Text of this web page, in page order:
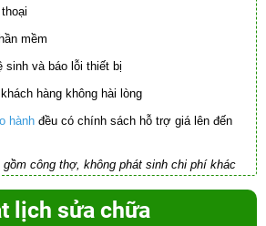
mềm
sinh và báo lỗi thiết bị
hàng không hài lòng
hành đều có chính sách hỗ trợ giá lên đến
gồm công thợ, không phát sinh chi phí khác
lịch sửa chữa